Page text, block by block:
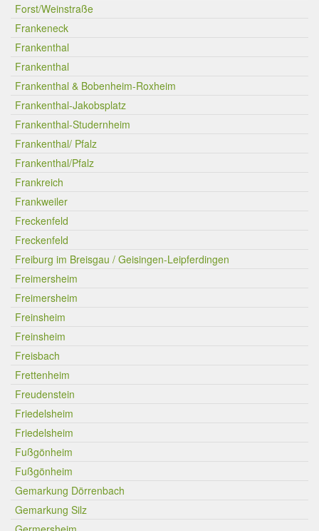
Forst/Weinstraße
Frankeneck
Frankenthal
Frankenthal
Frankenthal & Bobenheim-Roxheim
Frankenthal-Jakobsplatz
Frankenthal-Studernheim
Frankenthal/ Pfalz
Frankenthal/Pfalz
Frankreich
Frankweiler
Freckenfeld
Freckenfeld
Freiburg im Breisgau / Geisingen-Leipferdingen
Freimersheim
Freimersheim
Freinsheim
Freinsheim
Freisbach
Frettenheim
Freudenstein
Friedelsheim
Friedelsheim
Fußgönheim
Fußgönheim
Gemarkung Dörrenbach
Gemarkung Silz